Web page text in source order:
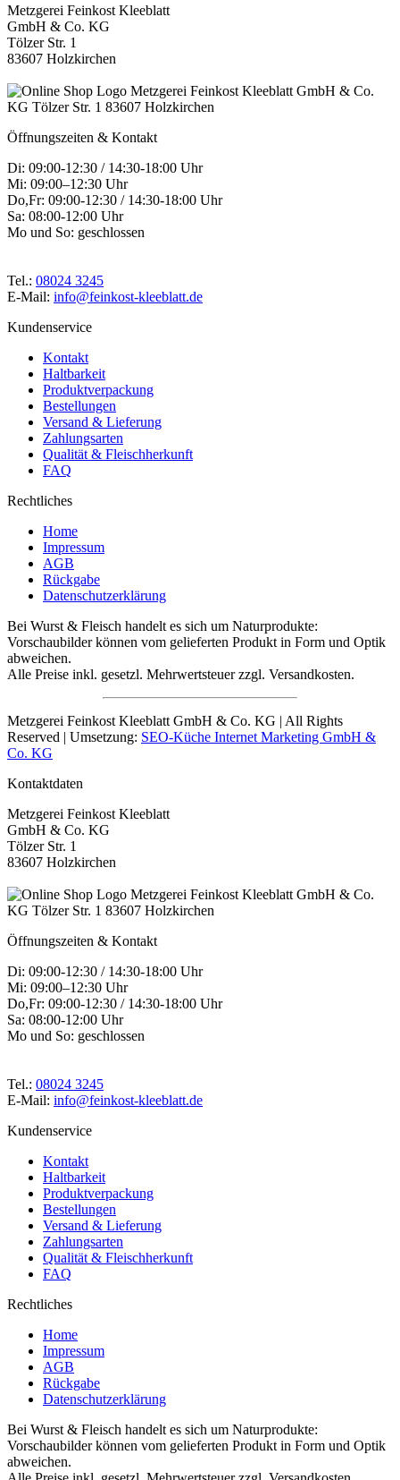
Metzgerei Feinkost Kleeblatt
GmbH & Co. KG
Tölzer Str. 1
83607 Holzkirchen
Öffnungszeiten & Kontakt
Di: 09:00-12:30 / 14:30-18:00 Uhr
Mi: 09:00–12:30 Uhr
Do,Fr: 09:00-12:30 / 14:30-18:00 Uhr
Sa: 08:00-12:00 Uhr
Mo und So: geschlossen
Tel.: 08024 3245
E-Mail: info@feinkost-kleeblatt.de
Kundenservice
Kontakt
Haltbarkeit
Produktverpackung
Bestellungen
Versand & Lieferung
Zahlungsarten
Qualität & Fleischherkunft
FAQ
Rechtliches
Home
Impressum
AGB
Rückgabe
Datenschutzerklärung
Bei Wurst & Fleisch handelt es sich um Naturprodukte:
Vorschaubilder können vom gelieferten Produkt in Form und Optik
abweichen.
Alle Preise inkl. gesetzl. Mehrwertsteuer zzgl. Versandkosten.
Metzgerei Feinkost Kleeblatt GmbH & Co. KG | All Rights
Reserved | Umsetzung: SEO-Küche Internet Marketing GmbH &
Co. KG
Kontaktdaten
Metzgerei Feinkost Kleeblatt
GmbH & Co. KG
Tölzer Str. 1
83607 Holzkirchen
Öffnungszeiten & Kontakt
Di: 09:00-12:30 / 14:30-18:00 Uhr
Mi: 09:00–12:30 Uhr
Do,Fr: 09:00-12:30 / 14:30-18:00 Uhr
Sa: 08:00-12:00 Uhr
Mo und So: geschlossen
Tel.: 08024 3245
E-Mail: info@feinkost-kleeblatt.de
Kundenservice
Kontakt
Haltbarkeit
Produktverpackung
Bestellungen
Versand & Lieferung
Zahlungsarten
Qualität & Fleischherkunft
FAQ
Rechtliches
Home
Impressum
AGB
Rückgabe
Datenschutzerklärung
Bei Wurst & Fleisch handelt es sich um Naturprodukte:
Vorschaubilder können vom gelieferten Produkt in Form und Optik
abweichen.